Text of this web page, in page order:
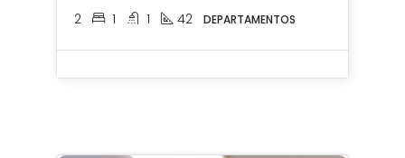
2 1 1 42 DEPARTAMENTOS